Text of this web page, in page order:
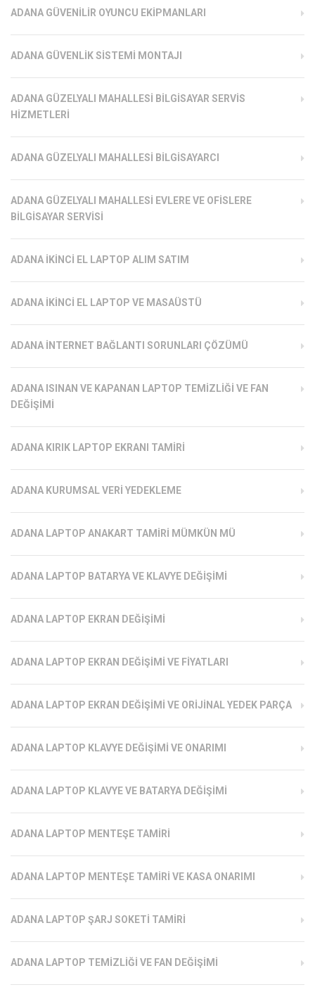
ADANA GÜVENILIR OYUNCU EKIPMANLARI
ADANA GÜVENLIK SISTEMI MONTAJI
ADANA GÜZELYALI MAHALLESI BILGISAYAR SERVIS
HIZMETLERI
ADANA GÜZELYALI MAHALLESI BILGISAYARCI
ADANA GÜZELYALI MAHALLESI EVLERE VE OFISLERE
BILGISAYAR SERVISI
ADANA İKINCI EL LAPTOP ALIM SATIM
ADANA İKINCI EL LAPTOP VE MASAÜSTÜ
ADANA İNTERNET BAĞLANTI SORUNLARI ÇÖZÜMÜ
ADANA ISINAN VE KAPANAN LAPTOP TEMIZLIĞI VE FAN
DEĞIŞIMI
ADANA KIRIK LAPTOP EKRANI TAMIRI
ADANA KURUMSAL VERI YEDEKLEME
ADANA LAPTOP ANAKART TAMIRI MÜMKÜN MÜ
ADANA LAPTOP BATARYA VE KLAVYE DEĞIŞIMI
ADANA LAPTOP EKRAN DEĞIŞIMI
ADANA LAPTOP EKRAN DEĞIŞIMI VE FIYATLARI
ADANA LAPTOP EKRAN DEĞIŞIMI VE ORIJINAL YEDEK PARÇA
ADANA LAPTOP KLAVYE DEĞIŞIMI VE ONARIMI
ADANA LAPTOP KLAVYE VE BATARYA DEĞIŞIMI
ADANA LAPTOP MENTEŞE TAMIRI
ADANA LAPTOP MENTEŞE TAMIRI VE KASA ONARIMI
ADANA LAPTOP ŞARJ SOKETI TAMIRI
ADANA LAPTOP TEMIZLIĞI VE FAN DEĞIŞIMI